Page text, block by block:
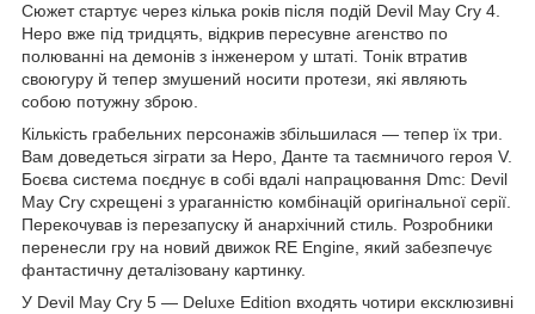
Сюжет стартує через кілька років після подій Devil May Cry 4.
Неро вже під тридцять, відкрив пересувне агенство по
полюванні на демонів з інженером у штаті. Тонік втратив
своюгуру й тепер змушений носити протези, які являють
собою потужну зброю.
Кількість грабельних персонажів збільшилася — тепер їх три.
Вам доведеться зіграти за Неро, Данте та таємничого героя V.
Боєва система поєднує в собі вдалі напрацювання Dmc: Devil
May Cry схрещені з ураганністю комбінацій оригінальної серії.
Перекочував із перезапуску й анархічний стиль. Розробники
перенесли гру на новий движок RE Engine, який забезпечує
фантастичну деталізовану картинку.
У Devil May Cry 5 — Deluxe Edition входять чотири ексклюзивні